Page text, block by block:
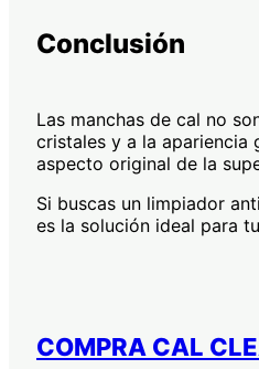
Conclusión
Las manchas de cal no
cristales y a la apariencia
aspecto original de la
Si buscas un limpiador
es la solución ideal para
COMPRA CAL